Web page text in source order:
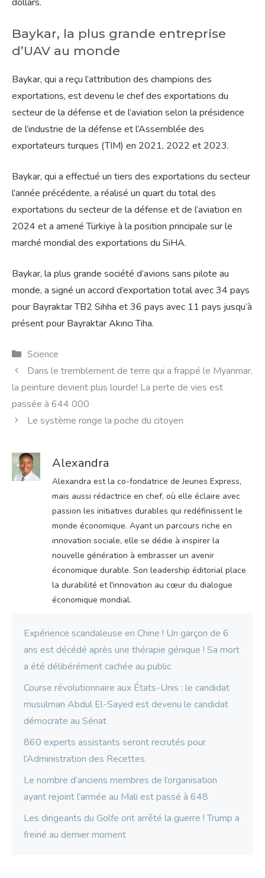
dollars.
Baykar, la plus grande entreprise
d’UAV au monde
Baykar, qui a reçu l’attribution des champions des
exportations, est devenu le chef des exportations du
secteur de la défense et de l’aviation selon la présidence
de l’industrie de la défense et l’Assemblée des
exportateurs turques (TIM) en 2021, 2022 et 2023.
Baykar, qui a effectué un tiers des exportations du secteur
l’année précédente, a réalisé un quart du total des
exportations du secteur de la défense et de l’aviation en
2024 et a amené Türkiye à la position principale sur le
marché mondial des exportations du SiHA.
Baykar, la plus grande société d’avions sans pilote au
monde, a signé un accord d’exportation total avec 34 pays
pour Bayraktar TB2 Sihha et 36 pays avec 11 pays jusqu’à
présent pour Bayraktar Akıncı Tiha.
Catégories
Science
Dans le tremblement de terre qui a frappé le Myanmar,
la peinture devient plus lourde! La perte de vies est
passée à 644 000
Le système ronge la poche du citoyen
Alexandra
Alexandra est la co-fondatrice de Jeunes Express,
mais aussi rédactrice en chef, où elle éclaire avec
passion les initiatives durables qui redéfinissent le
monde économique. Ayant un parcours riche en
innovation sociale, elle se dédie à inspirer la
nouvelle génération à embrasser un avenir
économique durable. Son leadership éditorial place
la durabilité et l'innovation au cœur du dialogue
économique mondial.
Expérience scandaleuse en Chine ! Un garçon de 6
ans est décédé après une thérapie génique ! Sa mort
a été délibérément cachée au public
Course révolutionnaire aux États-Unis : le candidat
musulman Abdul El-Sayed est devenu le candidat
démocrate au Sénat
860 experts assistants seront recrutés pour
l’Administration des Recettes
Le nombre d’anciens membres de l’organisation
ayant rejoint l’armée au Mali est passé à 648
Les dirigeants du Golfe ont arrêté la guerre ! Trump a
freiné au dernier moment